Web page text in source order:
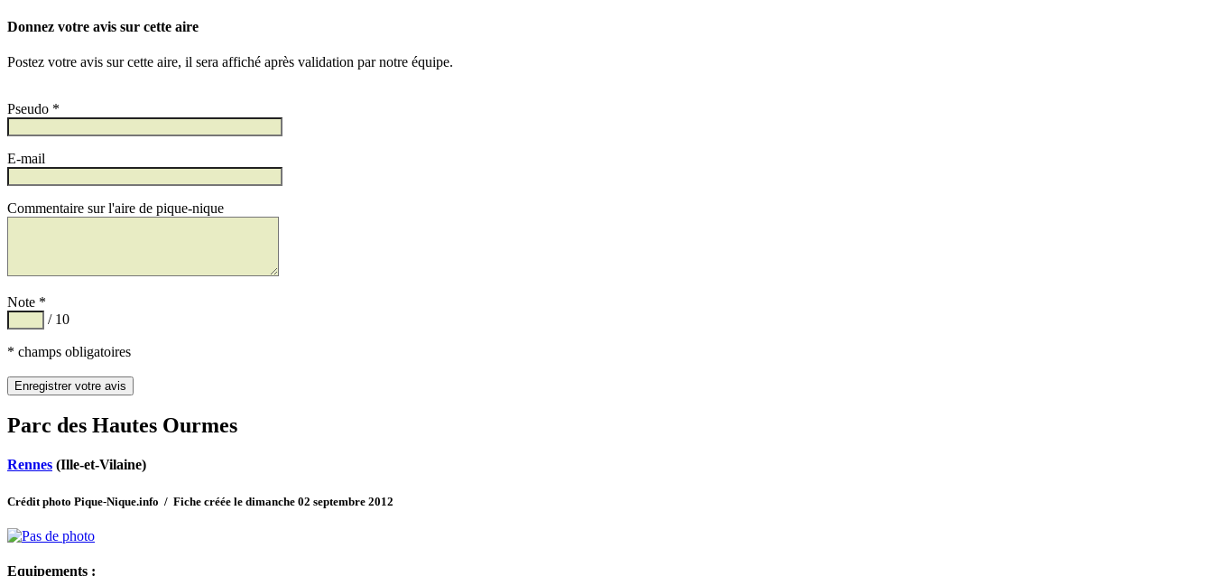
Donnez votre avis sur cette aire
Postez votre avis sur cette aire, il sera affiché après validation par notre équipe.
Pseudo *
E-mail
Commentaire sur l'aire de pique-nique
Note *
/ 10
* champs obligatoires
Parc des Hautes Ourmes
Rennes (Ille-et-Vilaine)
Crédit photo Pique-Nique.info / Fiche créée le dimanche 02 septembre 2012
Equipements :